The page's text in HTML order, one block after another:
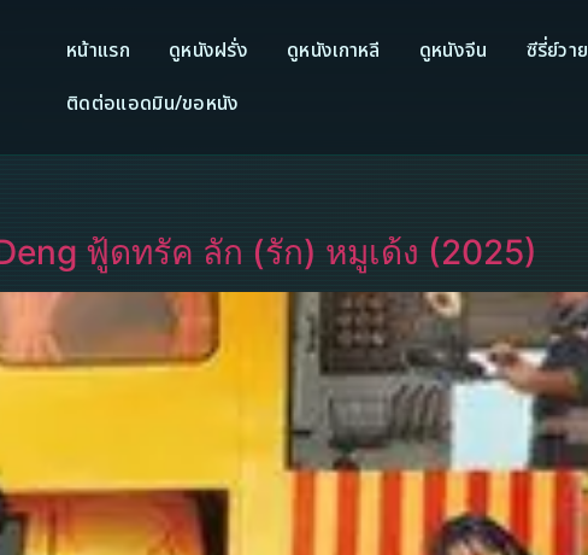
หน้าแรก ดูหนังฝรั่ง ดูหนังเกาหลี ดูหนังจีน
ซีรี่ย์วาย
ติดต่อแอดมิน/ขอหนัง
ฟู้ดทรัค ลัก (รัก) หมูเด้ง (2025)